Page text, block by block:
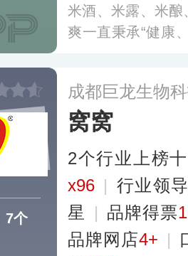
米酒、米露、米
爽一直秉承“健康
场，并出口至海
7个
成都巨龙生物
窝窝
2个行业上榜
x96 | 行业领
星
| 品牌得票
品牌网店4+ |